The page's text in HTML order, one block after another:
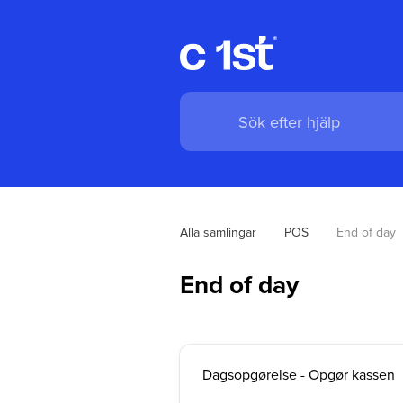
Alla samlingar POS End of day
End of day
Dagsopgørelse - Opgør kassen